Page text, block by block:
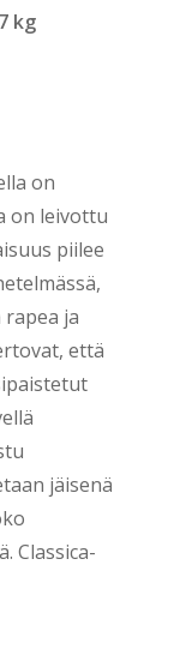
kg
on
on leivottu
piilee
ja
että
jäisenä
Classica-